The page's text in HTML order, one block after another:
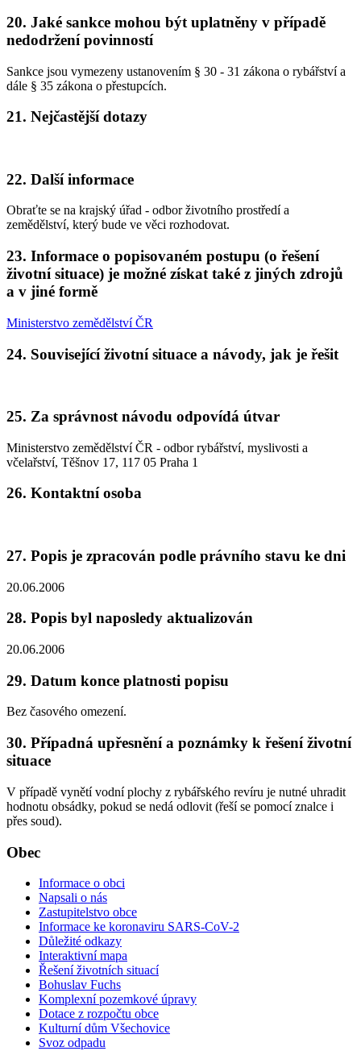
20. Jaké sankce mohou být uplatněny v případě
nedodržení povinností
Sankce jsou vymezeny ustanovením § 30 - 31 zákona o rybářství a
dále § 35 zákona o přestupcích.
21. Nejčastější dotazy
22. Další informace
Obraťte se na krajský úřad - odbor životního prostředí a
zemědělství, který bude ve věci rozhodovat.
23. Informace o popisovaném postupu (o řešení
životní situace) je možné získat také z jiných zdrojů
a v jiné formě
Ministerstvo zemědělství ČR
24. Související životní situace a návody, jak je řešit
25. Za správnost návodu odpovídá útvar
Ministerstvo zemědělství ČR - odbor rybářství, myslivosti a
včelařství, Těšnov 17, 117 05 Praha 1
26. Kontaktní osoba
27. Popis je zpracován podle právního stavu ke dni
20.06.2006
28. Popis byl naposledy aktualizován
20.06.2006
29. Datum konce platnosti popisu
Bez časového omezení.
30. Případná upřesnění a poznámky k řešení životní
situace
V případě vynětí vodní plochy z rybářského revíru je nutné uhradit
hodnotu obsádky, pokud se nedá odlovit (řeší se pomocí znalce i
přes soud).
Obec
Informace o obci
Napsali o nás
Zastupitelstvo obce
Informace ke koronaviru SARS-CoV-2
Důležité odkazy
Interaktivní mapa
Řešení životních situací
Bohuslav Fuchs
Komplexní pozemkové úpravy
Dotace z rozpočtu obce
Kulturní dům Všechovice
Svoz odpadu